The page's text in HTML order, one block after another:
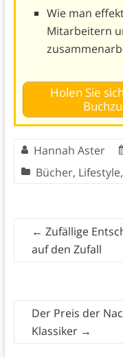
Wie man
Mitarbeitern
Holen Sie
Hannah Aster
Bücher, Lifestyle,
← Zufällige
auf den Zufall
Der Preis der
Klassiker →